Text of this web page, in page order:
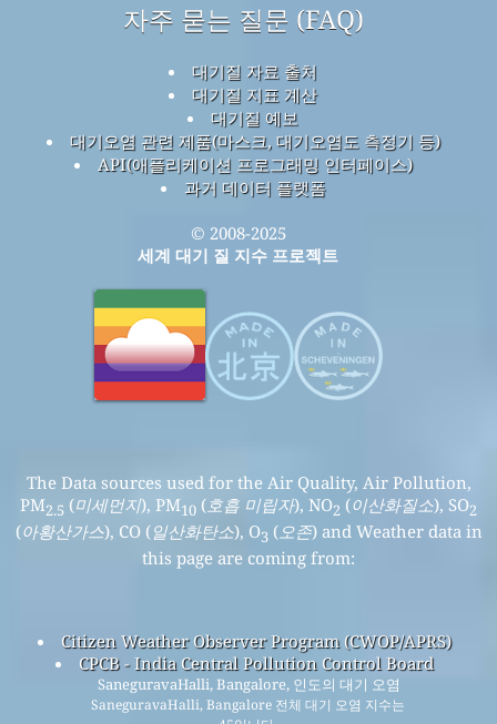
자주 묻는 질문 (FAQ)
대기질 자료 출처
대기질 지표 계산
대기질 예보
대기오염 관련 제품(마스크, 대기오염도 측정기 등)
API(애플리케이션 프로그래밍 인터페이스)
과거 데이터 플랫폼
© 2008-2025
세계 대기 질 지수 프로젝트
The Data sources used for the Air Quality, Air Pollution,
PM2.5 (미세먼지), PM10 ( 호흡 미립자), NO2 (이산화질소), SO2
(아황산가스), CO (일산화탄소), O3 (오존) and Weather data in
this page are coming from:
Citizen Weather Observer Program (CWOP/APRS)
CPCB - India Central Pollution Control Board
SaneguravaHalli, Bangalore, 인도의 대기 오염
SaneguravaHalli, Bangalore 전체 대기 오염 지수는